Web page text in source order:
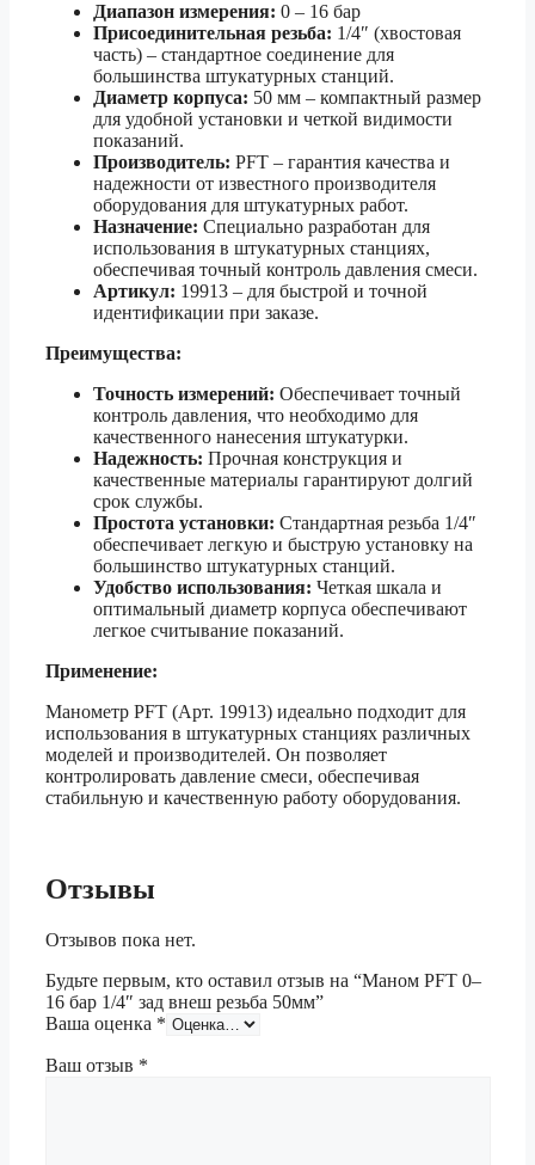
Диапазон измерения: 0 – 16 бар
Присоединительная резьба: 1/4″ (хвостовая
часть) – стандартное соединение для
большинства штукатурных станций.
Диаметр корпуса: 50 мм – компактный размер
для удобной установки и четкой видимости
показаний.
Производитель: PFT – гарантия качества и
надежности от известного производителя
оборудования для штукатурных работ.
Назначение: Специально разработан для
использования в штукатурных станциях,
обеспечивая точный контроль давления смеси.
Артикул: 19913 – для быстрой и точной
идентификации при заказе.
Преимущества:
Точность измерений: Обеспечивает точный
контроль давления, что необходимо для
качественного нанесения штукатурки.
Надежность: Прочная конструкция и
качественные материалы гарантируют долгий
срок службы.
Простота установки: Стандартная резьба 1/4″
обеспечивает легкую и быструю установку на
большинство штукатурных станций.
Удобство использования: Четкая шкала и
оптимальный диаметр корпуса обеспечивают
легкое считывание показаний.
Применение:
Манометр PFT (Арт. 19913) идеально подходит для
использования в штукатурных станциях различных
моделей и производителей. Он позволяет
контролировать давление смеси, обеспечивая
стабильную и качественную работу оборудования.
Отзывы
Отзывов пока нет.
Будьте первым, кто оставил отзыв на “Маном PFT 0–
16 бар 1/4″ зад внеш резьба 50мм”
Ваша оценка *
Ваш отзыв *